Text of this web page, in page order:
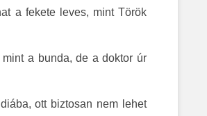
a fekete leves, mint Török
a bunda, de a doktor úr
ott biztosan nem lehet